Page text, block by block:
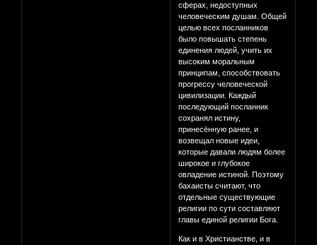
сферах, недоступных
человеческим душам. Общей
целью всех посланников
было повышать степень
единения людей, учить их
высоким моральным
принципам, способствовать
прогрессу человеческой
цивилизации. Каждый
последующий посланник
сохранял истину,
принесённую ранее, и
возвещал новые идеи,
которые давали людям более
широкое и глубокое
овладение истиной. Поэтому
бахаисты считают, что
отдельные существующие
религии по сути составляют
главы единой религии Бога.
Как и в Христианстве, и в